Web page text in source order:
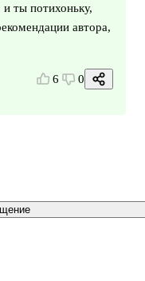
ты потихоньку,
автора,
6 0